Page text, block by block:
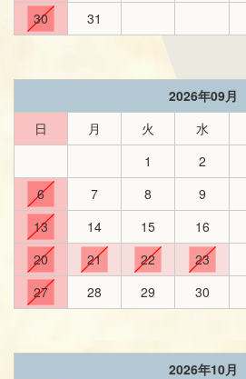
30
31
2026年09月
日
月 火 水
1
2
6
7 8 9
13
14 15 16
20
21 22 23
27
28 29 30
2026年10月